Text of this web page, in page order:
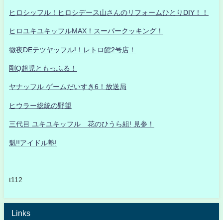
ヒロシッフル！ヒロシデース山さんのリフォームひとりDIY！！
ヒロユキユキッフルMAX！スーパークッキング！
徹夜DEテツヤッフル!！レトロ館2号店！
剛Q超児ともっふる！
ヤナッフル ゲームだいすき6！放送局
ヒウラー総統の野望
三代目 ユキユキッフル 花のひうら組! 見参！
魁!!アイドル塾!
t112
Links